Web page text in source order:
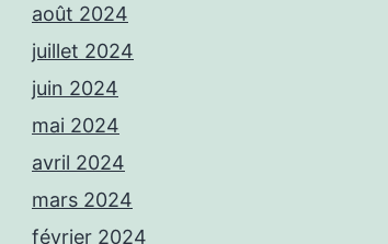
août 2024
juillet 2024
juin 2024
mai 2024
avril 2024
mars 2024
février 2024